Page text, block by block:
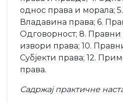
однос права и морала;
Владавина права; 6.
Одговорност; 8.
извори права; 10.
Субјекти права; 12.
права.
Садржај практичне